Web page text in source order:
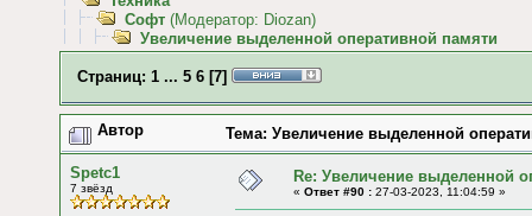
Софт (Модератор: Diozan)
Увеличение выделенной оперативной памяти
Страниц: 1 ... 5 6 [7]
Автор Тема: Увеличение выделенной
Spetc1
7 звёзд
Re: Увеличение выделенной
« Ответ #90 : 27-03-2023, 11:04:59 »